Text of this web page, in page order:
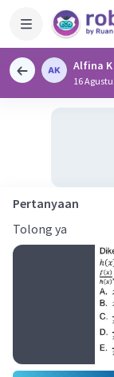
Alfina K
16
Pertanyaan
Tolong ya